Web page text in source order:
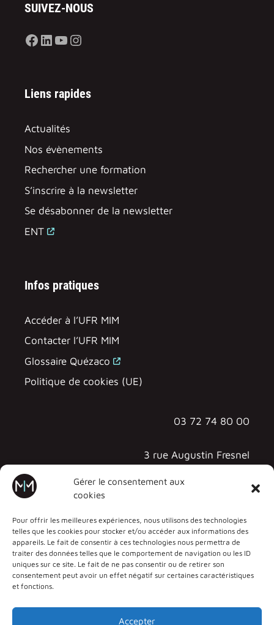
Gérer le consentement aux
cookies
Pour offrir les meilleures expériences, nous utilisons des technologies
telles que les cookies pour stocker et/ou accéder aux informations des
appareils. Le fait de consentir à ces technologies nous permettra de
traiter des données telles que le comportement de navigation ou les ID
uniques sur ce site. Le fait de ne pas consentir ou de retirer son
consentement peut avoir un effet négatif sur certaines caractéristiques
et fonctions.
Accepter
SUIVEZ-NOUS
Facebook
LinkedIn
YouTube
Instagram
Liens rapides
Actualités
Nos évènements
Rechercher une formation
S’inscrire à la newsletter
Se désabonner de la newsletter
ENT
Infos pratiques
Accéder à l’UFR MIM
Contacter l’UFR MIM
Glossaire Quézaco
Politique de cookies (UE)
03 72 74 80 00
3 rue Augustin Fresnel